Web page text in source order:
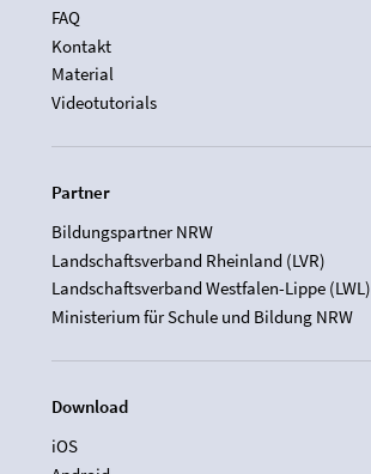
FAQ
Kontakt
Material
Videotutorials
Partner
Bildungspartner NRW
Landschaftsverband Rheinland (LVR)
Landschaftsverband Westfalen-Lippe (LWL)
Ministerium für Schule und Bildung NRW
Download
iOS